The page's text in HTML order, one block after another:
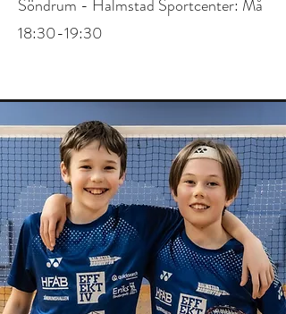
Söndrum - Halmstad Sportcenter: Må
18:30-19:30